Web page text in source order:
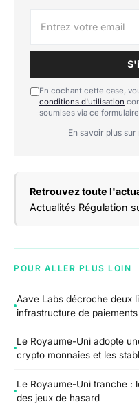
En cochant cette case,
conditions d'utilisation
soumises via ce
En savoir plus
Retrouvez toute
Actualités Régulation
POUR ALLER PLUS LOIN
Aave Labs décroche deux
infrastructure de
Le Royaume-Uni adopte
crypto monnaies et les
Le Royaume-Uni tranche :
des jeux de hasard